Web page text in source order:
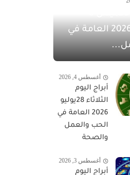
أغسطس 2026 العامة في
أغسطس 4, 2026
أبراج اليوم
الثلاثاء 28يوليو
2026 العامة في
الحب والعمل
والصحة
أغسطس 3, 2026
أبراج اليوم